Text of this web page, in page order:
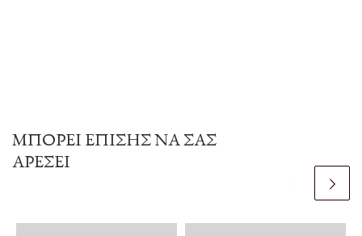
ΜΠΟΡΕΊ ΕΠΊΣΗΣ ΝΑ ΣΑΣ
ΑΡΈΣΕΙ